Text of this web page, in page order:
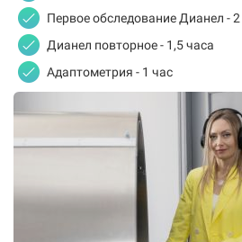
Первое обследование Дианел - 2
Дианел повторное - 1,5 часа
Адаптометрия - 1 час